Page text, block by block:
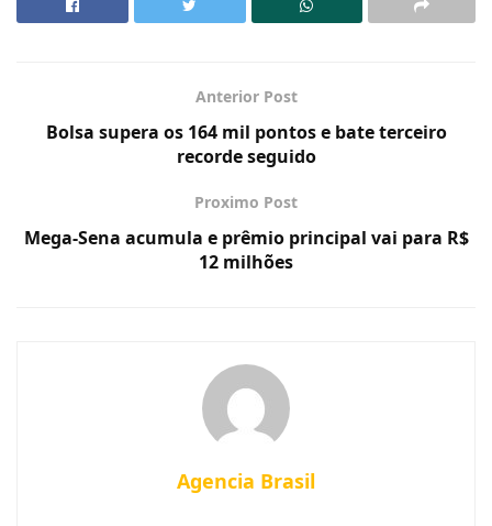
Anterior Post
Bolsa supera os 164 mil pontos e bate terceiro
recorde seguido
Proximo Post
Mega-Sena acumula e prêmio principal vai para R$
12 milhões
Agencia Brasil